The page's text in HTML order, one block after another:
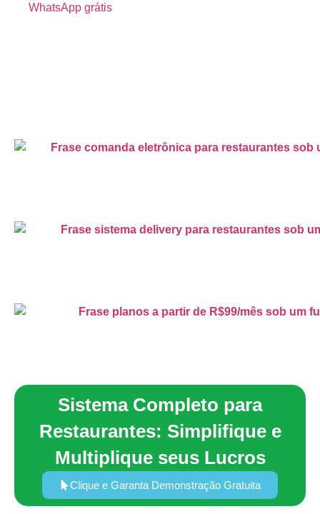
WhatsApp grátis
Sistema Completo para
Restaurantes: Simplifique e
Multiplique seus Lucros
Clique e Garanta Demonstração Gratuita